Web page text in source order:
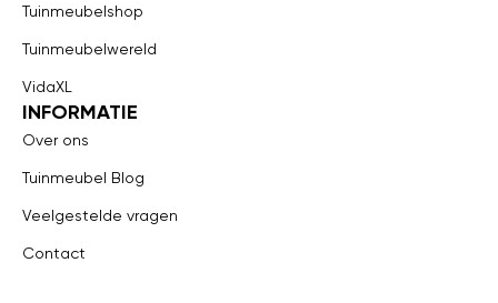
Tuinmeubelshop
Tuinmeubelwereld
VidaXL
INFORMATIE
Over ons
Tuinmeubel Blog
Veelgestelde vragen
Contact